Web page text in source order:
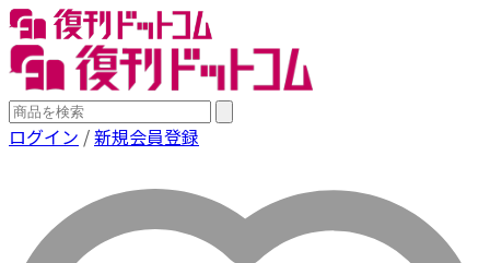
ログイン /新規会員登録